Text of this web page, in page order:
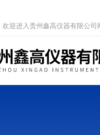
欢迎进入贵州鑫高仪器有限公司